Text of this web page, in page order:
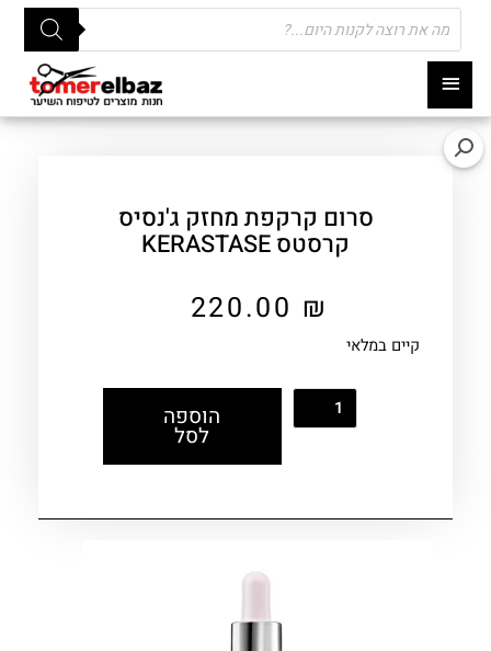
תפריט
ראשי
Products
search
סרום קרקפת מחזק ג'נסיס
קרסטס KERASTASE
220.00 ₪
קיים במלאי
הוספה
לסל